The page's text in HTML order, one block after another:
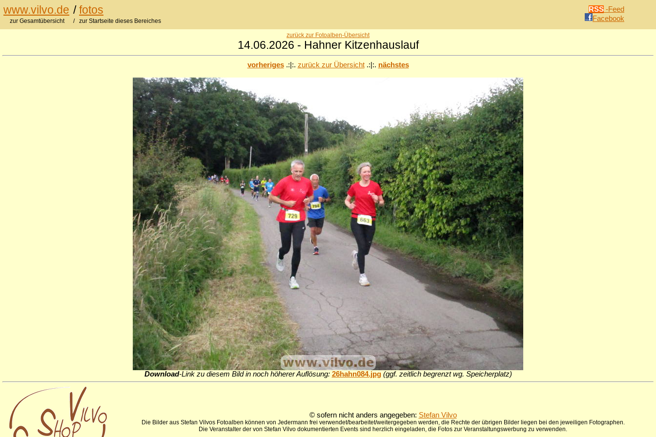
www.vilvo.de /fotos RSS -Feed
Facebook
zur Gesamtübersicht / zur Startseite dieses Bereiches
zurück zur Fotoalben-Übersicht
14.06.2026 - Hahner Kitzenhauslauf
vorheriges.:|:. zurück zur Übersicht.:|:. nächstes
Download-Link zu diesem Bild in noch höherer Auflösung: 26hahn084.jpg (ggf. zeitlich begrenzt wg. Speicherplatz)
© sofern nicht anders angegeben: Stefan Vilvo
Die Bilder aus Stefan Vilvos Fotoalben können von Jedermann frei verwendet/bearbeitet/weitergegeben werden, die Rechte der übrigen Bilder liegen bei den jeweiligen Fotographen.
Die Veranstalter der von Stefan Vilvo dokumentierten Events sind herzlich eingeladen, die Fotos zur Veranstaltungswerbung zu verwenden.